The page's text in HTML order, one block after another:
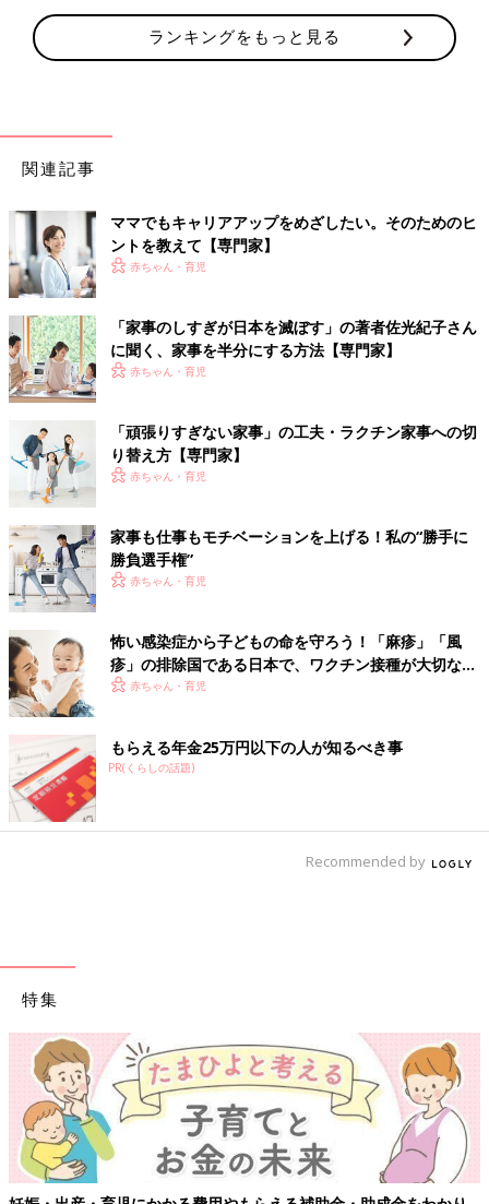
ランキングをもっと見る
関連記事
ママでもキャリアアップをめざしたい。そのためのヒ
ントを教えて【専門家】
赤ちゃん・育児
「家事のしすぎが日本を滅ぼす」の著者佐光紀子さん
に聞く、家事を半分にする方法【専門家】
赤ちゃん・育児
「頑張りすぎない家事」の工夫・ラクチン家事への切
り替え方【専門家】
赤ちゃん・育児
家事も仕事もモチベーションを上げる！私の“勝手に
勝負選手権”
赤ちゃん・育児
怖い感染症から子どもの命を守ろう！「麻疹」「風
疹」の排除国である日本で、ワクチン接種が大切な理
由とは？【小児科医】
赤ちゃん・育児
もらえる年金25万円以下の人が知るべき事
PR(くらしの話題)
Recommended by
特集